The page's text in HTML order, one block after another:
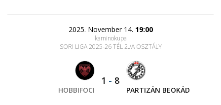
2025. November 14. 19:00
kaminokupa
SORI LIGA 2025-26 TÉL 2./A OSZTÁLY
HOBBIFOCI
1 - 8
PARTIZÁN BEOKÁD